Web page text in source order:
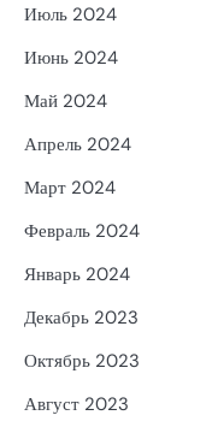
Июль 2024
Июнь 2024
Май 2024
Апрель 2024
Март 2024
Февраль 2024
Январь 2024
Декабрь 2023
Октябрь 2023
Август 2023